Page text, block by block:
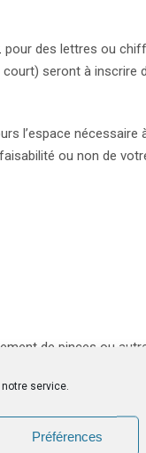
service.
Préférences
pour des lettres ou
seront à inscrire
l’espace nécessaire
ou non de
de pinces ou